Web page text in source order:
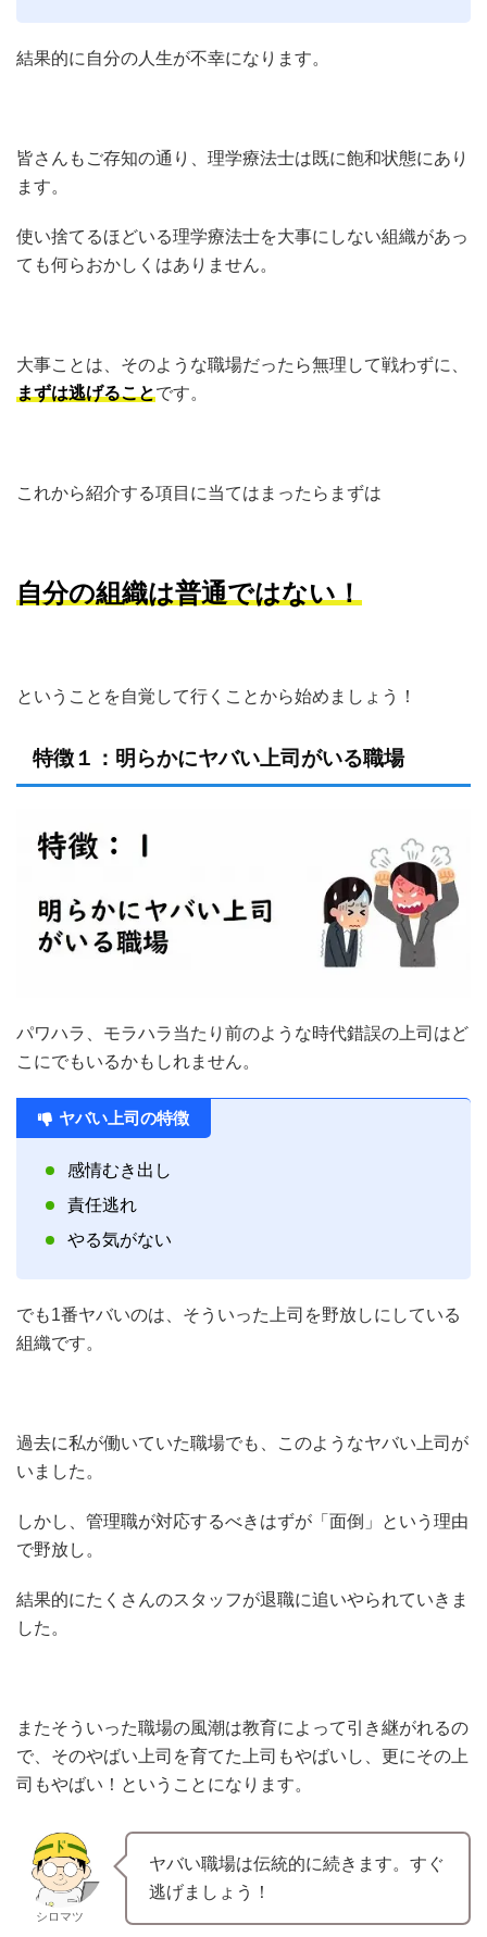
結果的に自分の人生が不幸になります。
皆さんもご存知の通り、理学療法士は既に飽和状態にあり
ます。
使い捨てるほどいる理学療法士を大事にしない組織があっ
ても何らおかしくはありません。
大事ことは、そのような職場だったら無理して戦わずに、
まずは逃げることです。
これから紹介する項目に当てはまったらまずは
自分の組織は普通ではない！
ということを自覚して行くことから始めましょう！
特徴１：明らかにヤバい上司がいる職場
パワハラ、モラハラ当たり前のような時代錯誤の上司はど
こにでもいるかもしれません。
ヤバい上司の特徴
感情むき出し
責任逃れ
やる気がない
でも1番ヤバいのは、そういった上司を野放しにしている
組織です。
過去に私が働いていた職場でも、このようなヤバい上司が
いました。
しかし、管理職が対応するべきはずが「面倒」という理由
で野放し。
結果的にたくさんのスタッフが退職に追いやられていきま
した。
またそういった職場の風潮は教育によって引き継がれるの
で、そのやばい上司を育てた上司もやばいし、更にその上
司もやばい！ということになります。
シロマツ
ヤバい職場は伝統的に続きます。すぐ
逃げましょう！